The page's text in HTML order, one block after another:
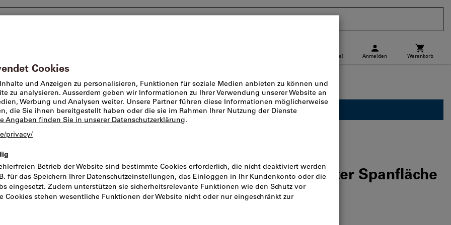
de) Anmelden Warenkorb
Wendeschneidplatten für Eckfräser
Dieses Produkt ist nur für Geschäftskunden verfügbar.
Wendeschneidplatten mit glatter Spanfläche
und Schutzfase